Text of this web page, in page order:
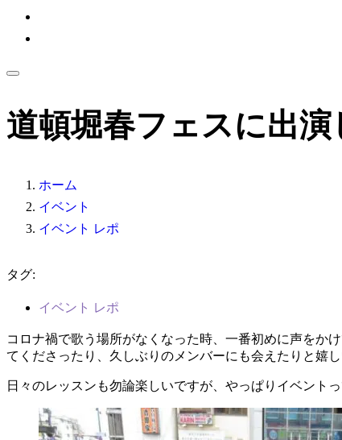
道頓堀春フェスに出
ホーム
イベント
イベント レポ
タグ:
イベント レポ
コロナ禍で歌う場所がなくなった時、一番初めに声をか
てくださったり、久しぶりのメンバーにも会えたりと嬉し
日々のレッスンも勿論楽しいですが、やっぱりイベントっ